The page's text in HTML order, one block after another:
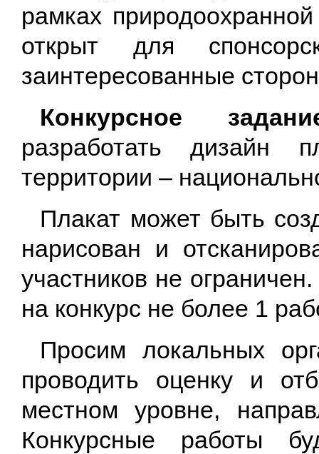
рамках
открыт для
заинтересованные
Конкурсное
разработать дизайн
территории –
Плакат может быть
нарисован и
участников не
на конкурс не более 1
Просим локальных
проводить оценку и
местном уровне,
Конкурсные работы